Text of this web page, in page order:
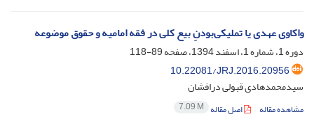
واکاوی عهدی یا تملیکی‌بودنِ بیع کلی در فقه امامیه و حقوق موضوعه
دوره 1، شماره 1، اسفند 1394، صفحه
89-118
10.22081/JRJ.2016.20956
سیدمحمدهادی قبولی درافشان
مشاهده مقاله اصل مقاله 7.09 M